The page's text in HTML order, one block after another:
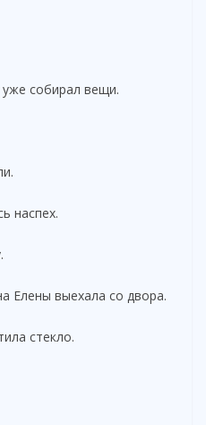
собирал вещи.
наспех.
Елены выехала со двора.
стекло.